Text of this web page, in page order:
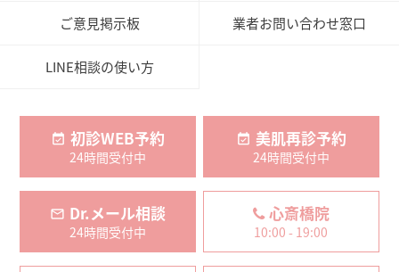
ご意見掲示板 業者お問い合わせ窓口
LINE相談の使い方
初診WEB予約
24時間受付中
美肌再診予約
24時間受付中
Dr.メール相談
24時間受付中
心斎橋院
10:00 - 19:00